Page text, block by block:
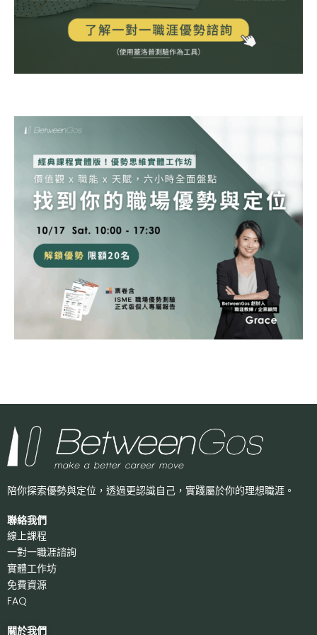
陪你探索優勢與定位，透過更認識自己， 實踐屬於你的理想職涯。
聯絡我們
線上課程
一對一職涯諮詢
實體工作坊
免費資源
FAQ
關於我們